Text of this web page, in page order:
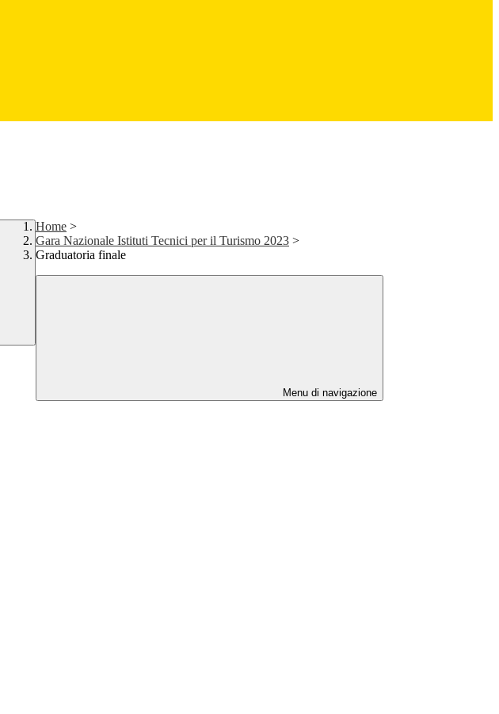
Home >
Gara Nazionale Istituti Tecnici per il Turismo 2023 >
Graduatoria finale
Menu di navigazione